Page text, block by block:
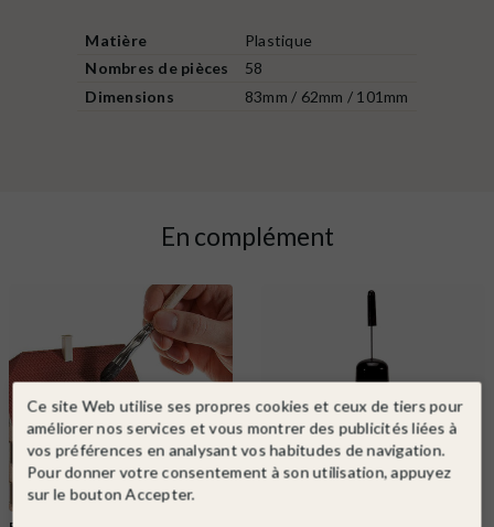
Matière
Plastique
Nombres de pièces
58
Dimensions
83mm / 62mm / 101mm
En complément
Ce site Web utilise ses propres cookies et ceux de tiers pour
améliorer nos services et vous montrer des publicités liées à
vos préférences en analysant vos habitudes de navigation.
Pour donner votre consentement à son utilisation, appuyez
sur le bouton Accepter.